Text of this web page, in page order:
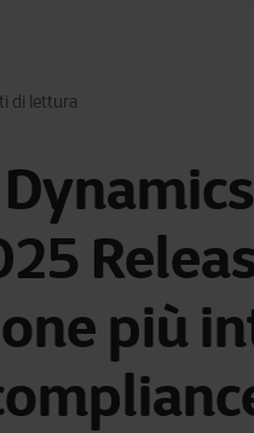
di lettura
più